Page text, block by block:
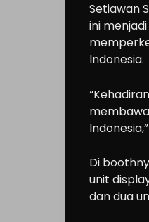
Setiawan
ini
Indonesia.
Di
unit
dan dua